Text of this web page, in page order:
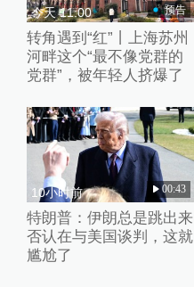
今天 11:00 预告
转角遇到“红”丨上海苏州
河畔这个“最不像党群的
党群”，被年轻人挤爆了
10小时前 00:43
特朗普：伊朗总是跳出来
否认在与美国谈判，这就
尴尬了